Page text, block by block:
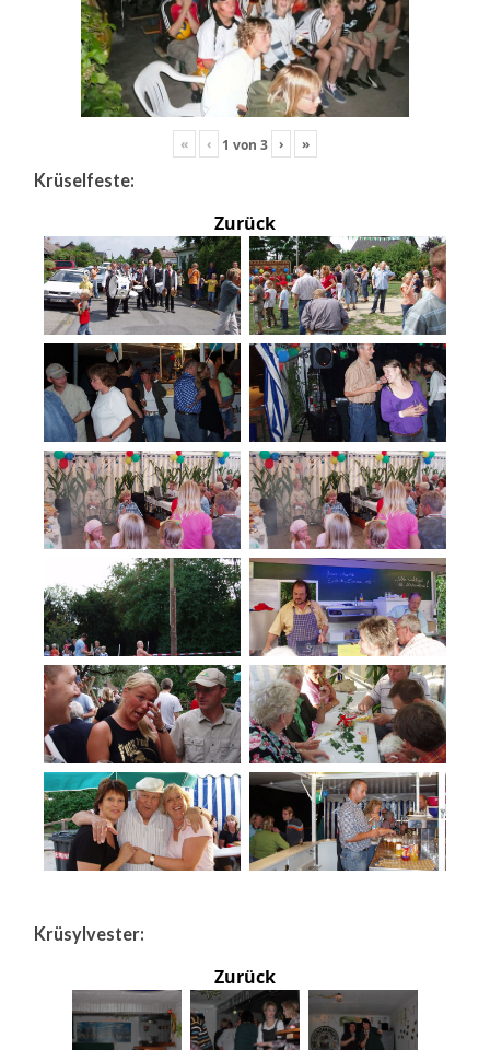
« ‹ 1 von 3 › »
Krüselfeste:
Zurück
Krüsylvester:
Zurück